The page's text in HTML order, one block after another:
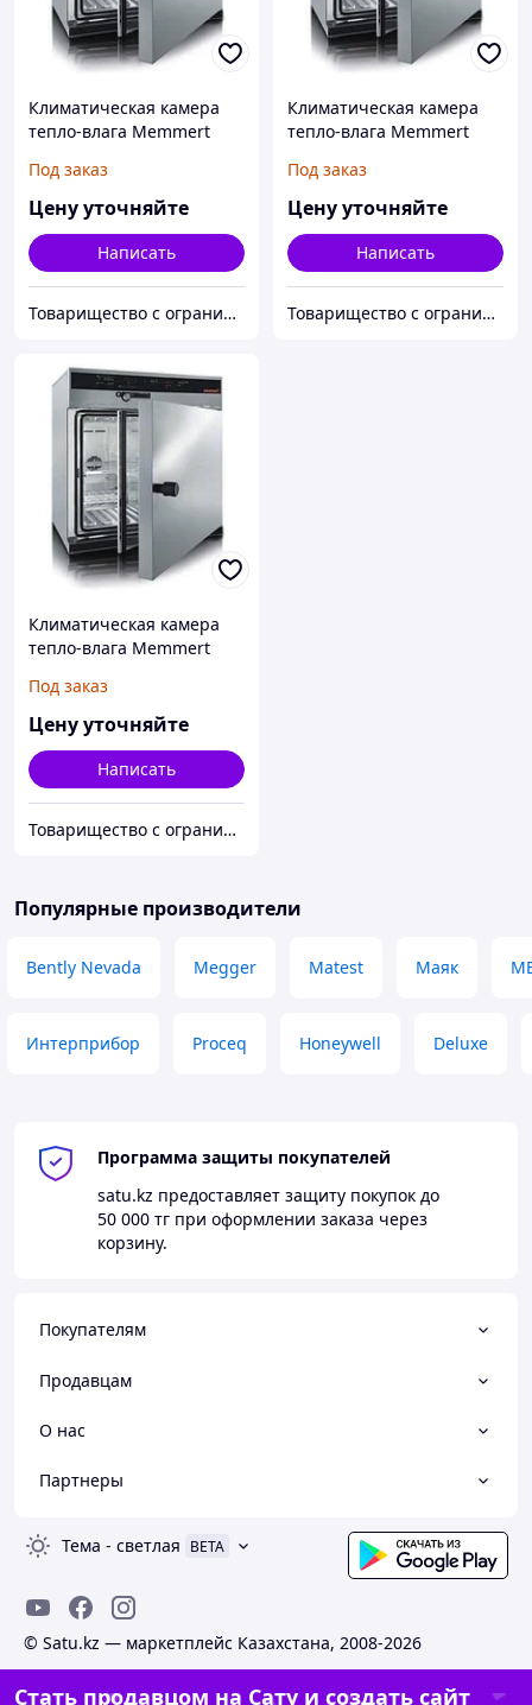
Климатическая камера
тепло-влага Memmert
Под заказ
Цену уточняйте
Написать
Товарищество с ограниченной ответственностью "Alpha Plus"
Климатическая камера
тепло-влага Memmert
Под заказ
Цену уточняйте
Написать
Товарищество с ограниченной ответственностью "Alpha Plus"
Климатическая камера
тепло-влага Memmert
Под заказ
Цену уточняйте
Написать
Товарищество с ограниченной ответственностью "Alpha Plus"
Популярные производители
Bently Nevada Megger Matest Маяк
Интерприбор Proceq Honeywell Deluxe
Программа защиты покупателей
satu.kz предоставляет защиту покупок до
50 000 тг при оформлении заказа через
корзину.
Покупателям
Продавцам
О нас
Партнеры
Тема - светлая BETA
© Satu.kz — маркетплейс Казахстана, 2008-2026
Стать продавцом на Сату и создать сайт